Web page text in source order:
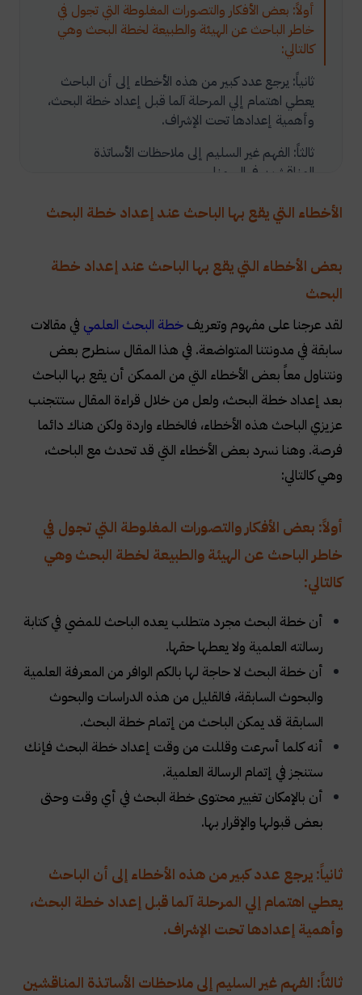
أولاً: بعض الأفكار والتصورات المغلوطة التي تجول في
خاطر الباحث عن الهيئة والطبيعة لخطة البحث وهي
كالتالي:
ثانياً: يرجع عدد كبير من هذه الأخطاء إلى أن الباحث
يعطي اهتمام إلي المرحلة آلما قبل إعداد خطة البحث،
وأهمية إعدادها تحت الإشراف.
ثالثاً: الفهم غير السليم إلى ملاحظات الأساتذة
المناقشين في السمنار.
رابعاً: عدم دعم خطة البحث بالحقائق والأدلة.
الأخطاء التي يقع بها الباحث عند إعداد خطة البحث
بعض الأخطاء التي يقع بها الباحث عند إعداد خطة
البحث
لقد عرجنا على مفهوم وتعريف خطة البحث العلمي في مقالات
سابقة في مدونتنا المتواضعة. في هذا المقال سنطرح بعض
ونتناول معاً بعض الأخطاء التي من الممكن أن يقع بها الباحث
بعد إعداد خطة البحث، ولعل من خلال قراءة المقال ستتجنب
عزيزي الباحث هذه الأخطاء، فالخطاء واردة ولكن هناك دائما
فرصة. وهنا نسرد بعض الأخطاء التي قد تحدث مع الباحث،
وهي كالتالي:
أولاً: بعض الأفكار والتصورات المغلوطة التي تجول في
خاطر الباحث عن الهيئة والطبيعة لخطة البحث وهي
كالتالي:
أن خطة البحث مجرد متطلب يعده الباحث للمضي في كتابة
رسالته العلمية ولا يعطها حقها.
أن خطة البحث لا حاجة لها بالكم الوافر من المعرفة العلمية
والبحوث السابقة، فالقليل من هذه الدراسات والبحوث
السابقة قد يمكن الباحث من إتمام خطة البحث.
أنه كلما أسرعت وقللت من وقت إعداد خطة البحث فإنك
ستنجز في إتمام الرسالة العلمية.
أن بالإمكان تغيير محتوى خطة البحث في أي وقت وحتى
بعض قبولها والإقرار بها.
ثانياً: يرجع عدد كبير من هذه الأخطاء إلى أن الباحث
يعطي اهتمام إلي المرحلة آلما قبل إعداد خطة البحث،
وأهمية إعدادها تحت الإشراف.
ثالثاً: الفهم غير السليم إلى ملاحظات الأساتذة المناقشين